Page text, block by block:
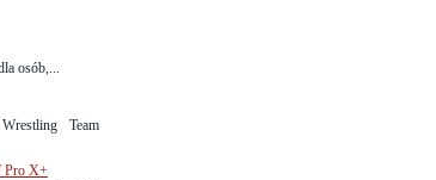
osób,...
Team
Pro X+